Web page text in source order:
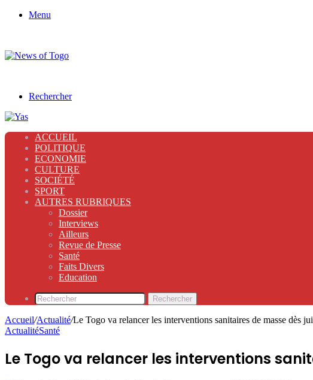
Menu
Rechercher
ACCUEIL
POLITIQUE
ECONOMIE
CULTURE
SOCIÉTÉ
SPORT
AUTRES RUBRIQUES
Dossier
Interviews
Ailleurs
Revue de Presse
Santé
Faits Divers
Education
Rechercher
Accueil/Actualité/Le Togo va relancer les interventions sanitaires de masse dès
ActualitéSanté
Le Togo va relancer les interventions